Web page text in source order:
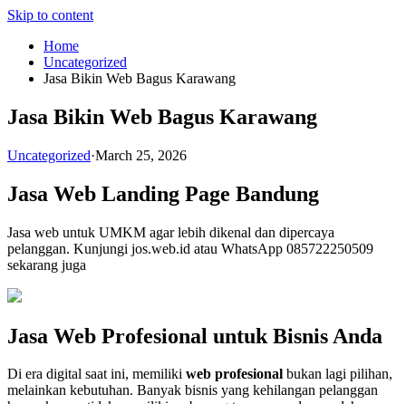
Skip to content
Home
Uncategorized
Jasa Bikin Web Bagus Karawang
Jasa Bikin Web Bagus Karawang
Uncategorized·March 25, 2026
Jasa Web Landing Page Bandung
Jasa web untuk UMKM agar lebih dikenal dan dipercaya
pelanggan. Kunjungi jos.web.id atau WhatsApp 085722250509
sekarang juga
Jasa Web Profesional untuk Bisnis Anda
Di era digital saat ini, memiliki web profesional bukan lagi pilihan,
melainkan kebutuhan. Banyak bisnis yang kehilangan pelanggan